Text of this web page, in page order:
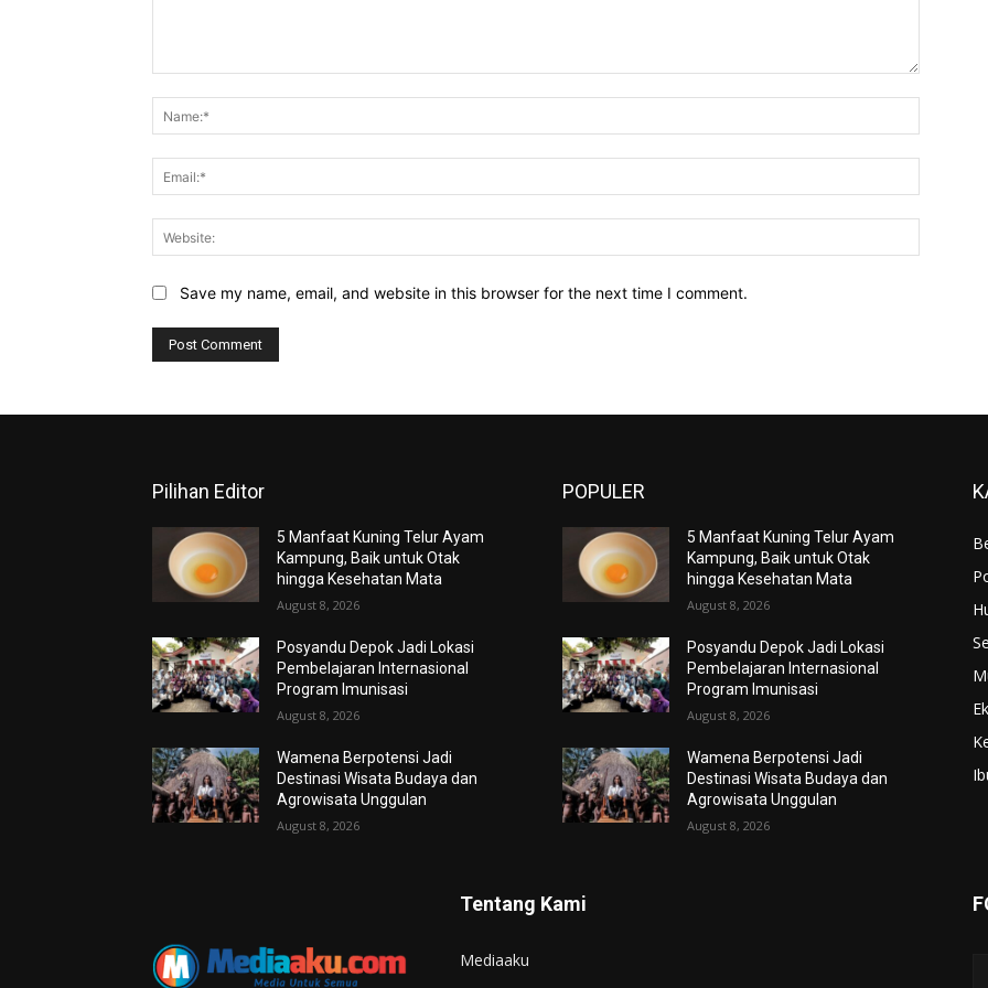
Save my name, email, and website in this browser for the next time I comment.
Pilihan Editor
5 Manfaat Kuning Telur Ayam
Kampung, Baik untuk Otak
hingga Kesehatan Mata
August 8, 2026
Posyandu Depok Jadi Lokasi
Pembelajaran Internasional
Program Imunisasi
August 8, 2026
Wamena Berpotensi Jadi
Destinasi Wisata Budaya dan
Agrowisata Unggulan
August 8, 2026
POPULER
5 Manfaat Kuning Telur Ayam
Kampung, Baik untuk Otak
hingga Kesehatan Mata
August 8, 2026
Posyandu Depok Jadi Lokasi
Pembelajaran Internasional
Program Imunisasi
August 8, 2026
Wamena Berpotensi Jadi
Destinasi Wisata Budaya dan
Agrowisata Unggulan
August 8, 2026
Tentang Kami
Mediaaku